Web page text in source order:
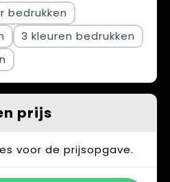
3
prijs
voor de prijsopgave.